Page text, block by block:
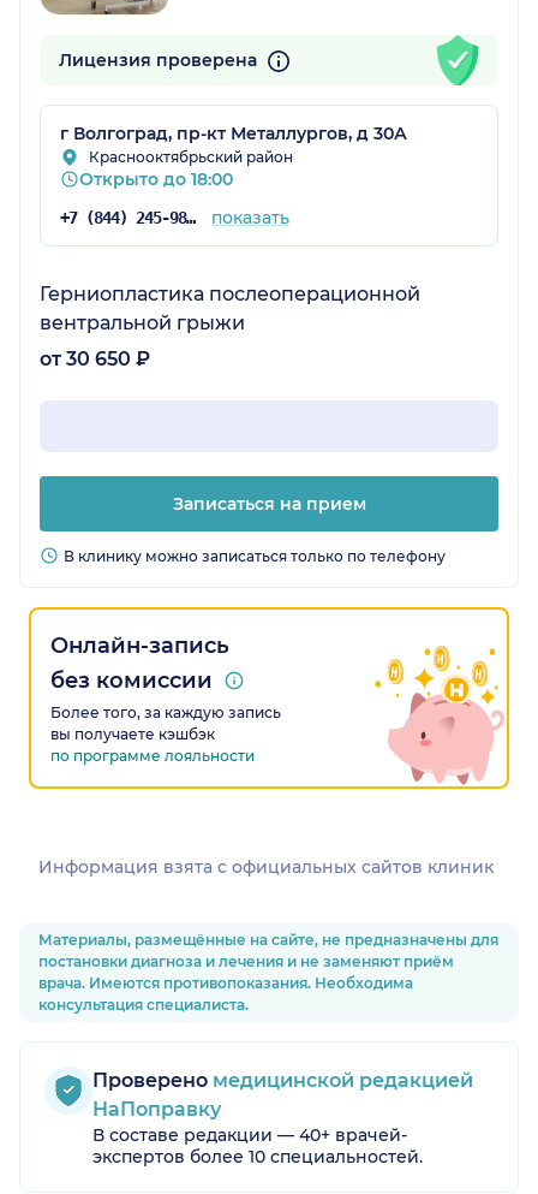
Лицензия проверена
г Волгоград, пр-кт Металлургов, д 30А
Краснооктябрьский район
Открыто до 18:00
+7 (844) 245-98-04 показать
Герниопластика послеоперационной
вентральной грыжи
от 30 650 ₽
Записаться на прием
В клинику можно записаться только по телефону
Онлайн-запись
без комиссии
Более того, за каждую запись
вы получаете кэшбэк
по программе лояльности
Информация взята c официальных сайтов клиник
Материалы, размещённые на сайте, не предназначены для
постановки диагноза и лечения и не заменяют приём
врача. Имеются противопоказания. Необходима
консультация специалиста.
Проверено медицинской редакцией
НаПоправку
В составе редакции — 40+ врачей-
экспертов более 10 специальностей.